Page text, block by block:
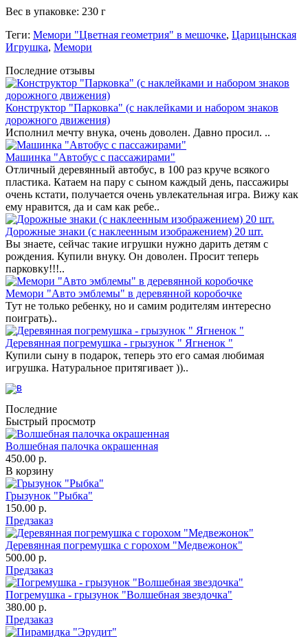
Вес в упаковке: 230 г
Теги: Мемори "Цветная геометрия" в мешочке, Царицынская
Игрушка, Мемори
Последние отзывы
Конструктор "Парковка" (с наклейками и набором знаков
дорожного движения)
Исполнил мечту внука, очень доволен. Давно просил. ..
Машинка "Автобус с пассажирами"
Отличный деревянный автобус, в 100 раз круче всякого
пластика. Катаем на пару с сыном каждый день, пассажиры
очень кстати, получается очень увлекательная игра. Вижу как
ему нравится, да и сам как ребе..
Дорожные знаки (с наклеенным изображением) 20 шт.
Вы знаете, сейчас такие игрушки нужно дарить детям с
рождения. Купили внуку. Он доволен. Просит теперь
парковку!!!..
Мемори "Авто эмблемы" в деревянной коробочке
Тут не только ребенку, но и самим родителям интересно
поиграть)..
Деревянная погремушка - грызунок " Ягненок "
Купили сыну в подарок, теперь это его самая любимая
игрушка. Натуральное притягивает ))..
Последние
Быстрый просмотр
Волшебная палочка окрашенная
450.00 р.
В корзину
Грызунок "Рыбка"
150.00 р.
Предзаказ
Деревянная погремушка с горохом "Медвежонок"
500.00 р.
Предзаказ
Погремушка - грызунок "Волшебная звездочка"
380.00 р.
Предзаказ